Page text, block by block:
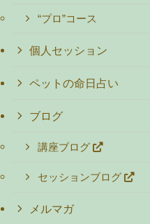
“プロ”コース
個人セッション
ペットの命日占い
ブログ
講座ブログ
セッションブログ
メルマガ